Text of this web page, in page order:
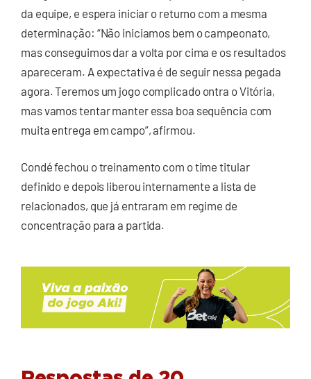
da equipe, e espera iniciar o returno com a mesma
determinação: “Não iniciamos bem o campeonato,
mas conseguimos dar a volta por cima e os resultados
apareceram. A expectativa é de seguir nessa pegada
agora. Teremos um jogo complicado ontra o Vitória,
mas vamos tentar manter essa boa sequência com
muita entrega em campo”, afirmou.
Condé fechou o treinamento com o time titular
definido e depois liberou internamente a lista de
relacionados, que já entraram em regime de
concentração para a partida.